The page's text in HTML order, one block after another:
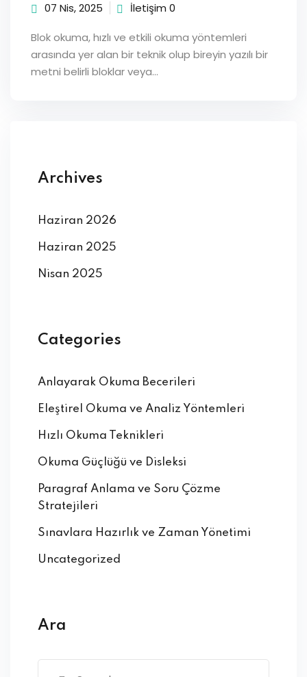
07 Nis, 2025 İletişim 0
Blok okuma, hızlı ve etkili okuma yöntemleri
arasında yer alan bir teknik olup bireyin yazılı bir
metni belirli bloklar veya…
Archives
Haziran 2026
Haziran 2025
Nisan 2025
Categories
Anlayarak Okuma Becerileri
Eleştirel Okuma ve Analiz Yöntemleri
Hızlı Okuma Teknikleri
Okuma Güçlüğü ve Disleksi
Paragraf Anlama ve Soru Çözme
Stratejileri
Sınavlara Hazırlık ve Zaman Yönetimi
Uncategorized
Ara